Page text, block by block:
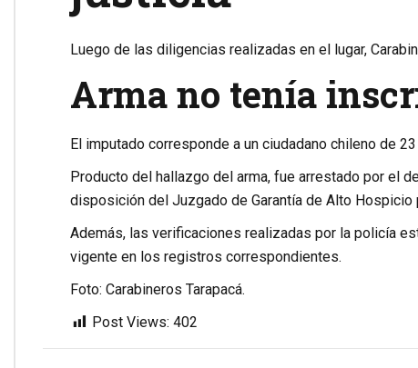
Luego de las diligencias realizadas en el lugar,
Arma no tenía
El imputado corresponde a un ciudadano chileno de
Producto del hallazgo del arma, fue arrestado por el
disposición del Juzgado de Garantía de Alto
Además, las verificaciones realizadas por la policía
vigente en los registros correspondientes.
Foto: Carabineros Tarapacá.
Post Views: 402